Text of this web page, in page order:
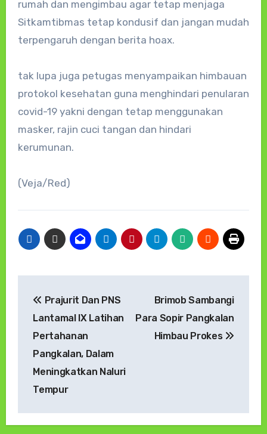
rumah dan mengimbau agar tetap menjaga
Sitkamtibmas tetap kondusif dan jangan mudah
terpengaruh dengan berita hoax.
tak lupa juga petugas menyampaikan himbauan
protokol kesehatan guna menghindari penularan
covid-19 yakni dengan tetap menggunakan
masker, rajin cuci tangan dan hindari
kerumunan.
(Veja/Red)
pos
Prajurit Dan PNS
Lantamal IX Latihan
Pertahanan
Pangkalan, Dalam
Meningkatkan Naluri
Tempur
Brimob Sambangi
Para Sopir Pangkalan
Himbau Prokes